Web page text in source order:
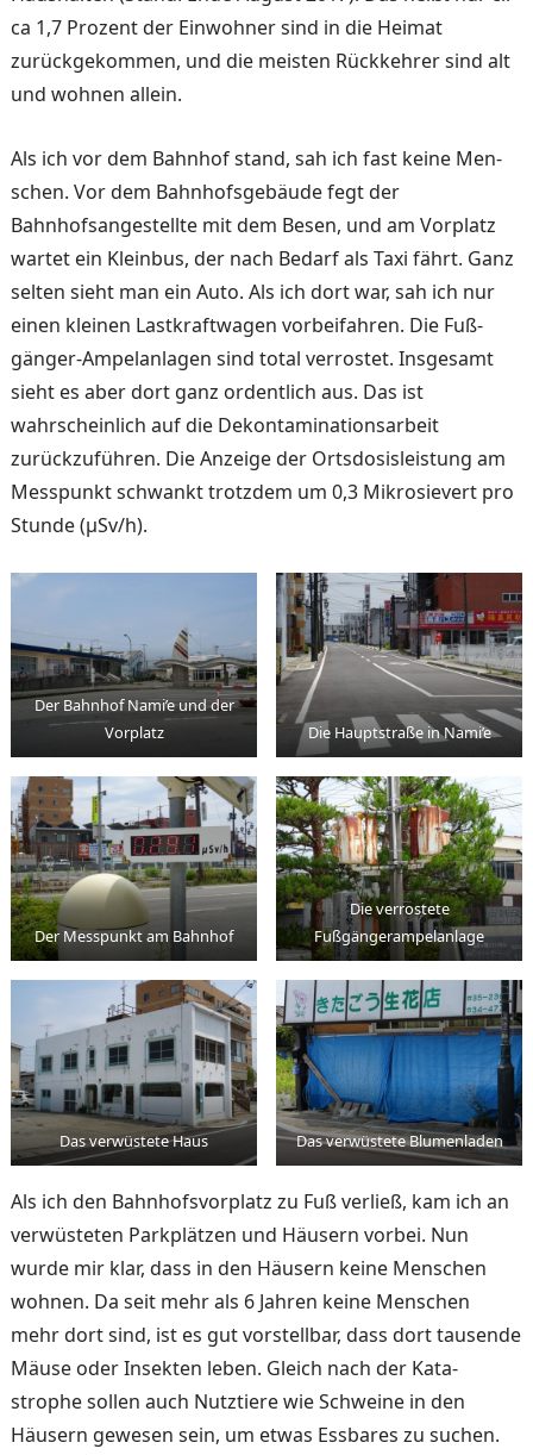
ca 1,7 Prozent der Einwohner sind in die Heimat
zurückge­kommen, und die meisten Rückkehrer sind alt
und woh­nen allein.
Als ich vor dem Bahnhof stand, sah ich fast keine Men­
schen. Vor dem Bahnhofsge­bäude fegt der
Bahnhofsange­stellte mit dem Besen, und am Vorplatz
wartet ein Kleinbus, der nach Bedarf als Taxi fährt. Ganz
selten sieht man ein Au­to. Als ich dort war, sah ich nur
einen kleinen Lastkraft­wagen vorbeifahren. Die Fuß­
gänger-Ampelanlagen sind to­tal verrostet. Insgesamt
sieht es aber dort ganz ordentlich aus. Das ist
wahrscheinlich auf die Dekontaminationsar­beit
zurückzuführen. Die An­zeige der Ortsdosisleistung am
Messpunkt schwankt trotzdem um 0,3 Mikrosievert pro
Stunde (μSv/h).
Der Bahnhof Nami’e und der
Vorplatz
Die Hauptstraße in Nami’e
Der Messpunkt am Bahnhof
Die verrostete
Fußgängerampelanlage
Das verwüstete Haus Das verwüstete Blumenladen
Als ich den Bahnhofsvorplatz zu Fuß verließ, kam ich an
verwüsteten Parkplätzen und Häusern vorbei. Nun
wurde mir klar, dass in den Häusern keine Menschen
wohnen. Da seit mehr als 6 Jahren keine Menschen
mehr dort sind, ist es gut vorstellbar, dass dort tausende
Mäuse oder Insekten leben. Gleich nach der Kata­
strophe sollen auch Nutztiere wie Schweine in den
Häusern gewesen sein, um etwas Ess­bares zu suchen.